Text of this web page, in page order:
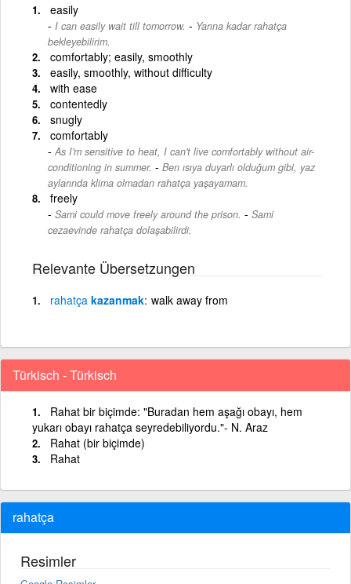
easily
I can easily wait till tomorrow. - Yarına kadar rahatça
bekleyebilirim.
comfortably; easily, smoothly
easily, smoothly, without difficulty
with ease
contentedly
snugly
comfortably
As I'm sensitive to heat, I can't live comfortably without air-
conditioning in summer. - Ben ısıya duyarlı olduğum gibi, yaz
aylarında klima olmadan rahatça yaşayamam.
freely
Sami could move freely around the prison. - Sami
cezaevinde rahatça dolaşabilirdi.
Relevante Übersetzungen
rahatça kazanmak walk away from
Türkisch - Türkisch
Rahat bir biçimde: "Buradan hem aşağı obayı, hem
yukarı obayı rahatça seyredebiliyordu."- N. Araz
Rahat (bir biçimde)
Rahat
rahatça
Resimler